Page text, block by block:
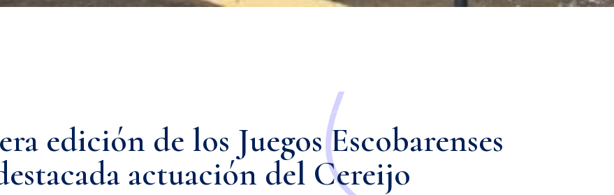
edición de los Juegos Escobarenses
actuación del Cereijo